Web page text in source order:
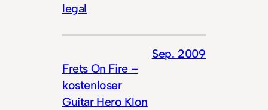
legal
Frets On Fire –
kostenloser
Guitar Hero Klon
Sep. 2009